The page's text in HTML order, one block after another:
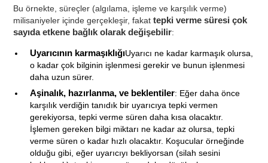
Bu örnekte, süreçler (algılama, işleme ve karşılık verme)
milisaniyeler içinde gerçekleşir, fakattepki verme süresi çok
sayıda etkene bağlık olarak değişebilir:
Uyarıcının karmaşıklığıUyarıcı ne kadar karmaşık olursa,
o kadar çok bilginin işlenmesi gerekir ve bunun işlenmesi
daha uzun sürer.
Aşinalık, hazırlanma, ve beklentiler: Eğer daha önce
karşılık verdiğin tanıdık bir uyarıcıya tepki vermen
gerekiyorsa, tepki verme süren daha kısa olacaktır.
İşlemen gereken bilgi miktarı ne kadar az olursa, tepki
verme süren o kadar hızlı olacaktır. Koşucular örneğinde
olduğu gibi, eğer uyarıcıyı bekliyorsan (silah sesini